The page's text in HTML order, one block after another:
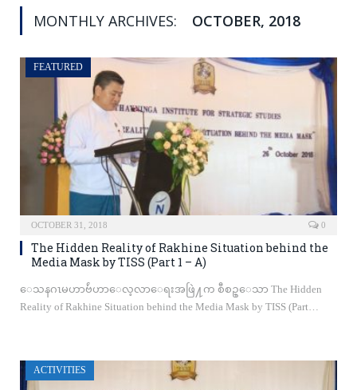
MONTHLY ARCHIVES: OCTOBER, 2018
FEATURED
OCTOBER 31, 2018 0
The Hidden Reality of Rakhine Situation behind the
Media Mask by TISS (Part 1 – A)
ေသနဂၤမဟာဗ်ဴဟာေလ့လာေရးအဖြဲ႔က စီစဥ္ေသာ The Hidden
Reality of Rakhine Situation behind the Media Mask by TISS (Part…
ACTIVITIES